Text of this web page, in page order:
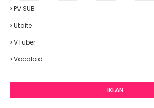
PV SUB
Utaite
VTuber
Vocaloid
IKLAN